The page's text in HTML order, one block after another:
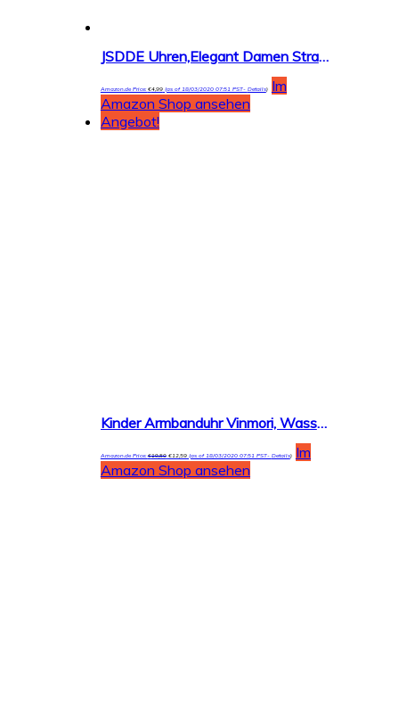
JSDDE Uhren,Elegant Damen Strassstein Oval Nebelfleck Spangenuhr Armbanduhr Analog Quarzuhr
Amazon.de Price:€4,99(as of 18/03/2020 07:51 PST- Details)
Im
Amazon Shop ansehen
Angebot!
Kinder Armbanduhr Vinmori, Wasserdichte Quarzuhr mit süßer 3D-Karikatur, Geschenk für Kinder,Jungen und Mädchen
Amazon.de Price:€19,50 €12,59(as of 18/03/2020 07:51 PST- Details)
Im
Amazon Shop ansehen